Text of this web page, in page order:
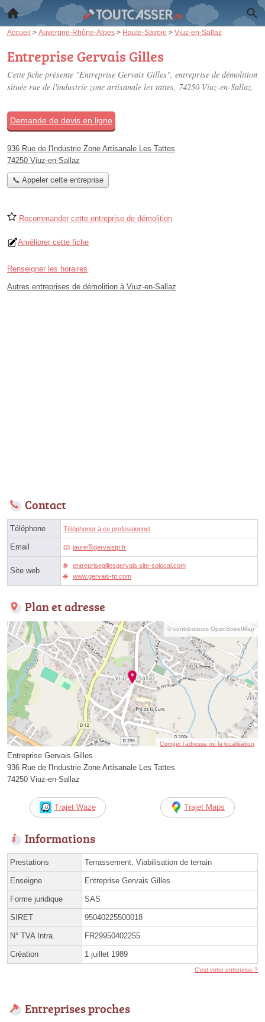
Accueil > Auvergne-Rhône-Alpes > Haute-Savoie > Viuz-en-Sallaz
Entreprise Gervais Gilles
Cette fiche présente "Entreprise Gervais Gilles", entreprise de démolition
située rue de l'industrie zone artisanale les tattes, 74250 Viuz-en-Sallaz.
Demande de devis en ligne
936 Rue de l'Industrie Zone Artisanale Les Tattes
74250 Viuz-en-Sallaz
📞 Appeler cette entreprise
Recommander cette entreprise de démolition
Améliorer cette fiche
Renseigner les horaires
Autres entreprises de démolition à Viuz-en-Sallaz
Contact
Téléphone Téléphoner à ce professionnel
Email laureⓐgervaistp.fr
Site web
entreprisegillesgervais.site-solocal.com
www.gervais-tp.com
Plan et adresse
© contributeurs OpenStreetMap
Corriger l’adresse ou la localisation
Entreprise Gervais Gilles
936 Rue de l'Industrie Zone Artisanale Les Tattes
74250 Viuz-en-Sallaz
Trajet Waze Trajet Maps
Informations
Prestations Terrassement, Viabilisation de terrain
Enseigne Entreprise Gervais Gilles
Forme juridique SAS
SIRET 95040225500018
N° TVA Intra. FR29950402255
Création 1 juillet 1989
C'est votre entreprise ?
Entreprises proches